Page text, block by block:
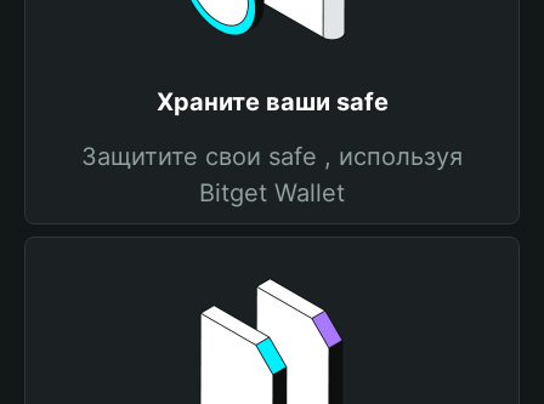
Храните ваши safe
Защитите свои safe , используя
Bitget Wallet